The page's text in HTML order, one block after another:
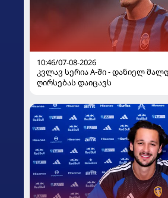
10:46/07-08-2026
კვლავ სერია A-ში - დანიელ
ღირსებას დაიცავს